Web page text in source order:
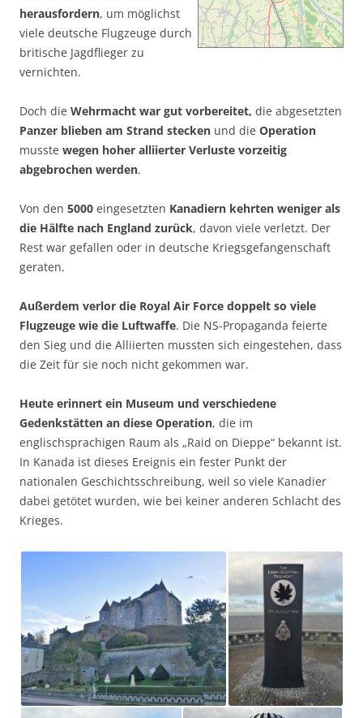
herausfordern, um möglichst
viele deutsche Flugzeuge durch
britische Jagdflieger zu
vernichten.
Doch die Wehrmacht war gut vorbereitet, die abgesetzten
Panzer blieben am Strand stecken und die Operation
musste wegen hoher alliierter Verluste vorzeitig
abgebrochen werden.
Von den 5000 eingesetzten Kanadiern kehrten weniger als
die Hälfte nach England zurück, davon viele verletzt. Der
Rest war gefallen oder in deutsche Kriegsgefangenschaft
geraten.
Außerdem verlor die Royal Air Force doppelt so viele
Flugzeuge wie die Luftwaffe. Die NS-Propaganda feierte
den Sieg und die Alliierten mussten sich eingestehen, dass
die Zeit für sie noch nicht gekommen war.
Heute erinnert ein Museum und verschiedene
Gedenkstätten an diese Operation, die im
englischsprachigen Raum als „Raid on Dieppe“ bekannt ist.
In Kanada ist dieses Ereignis ein fester Punkt der
nationalen Geschichtsschreibung, weil so viele Kanadier
dabei getötet wurden, wie bei keiner anderen Schlacht des
Krieges.